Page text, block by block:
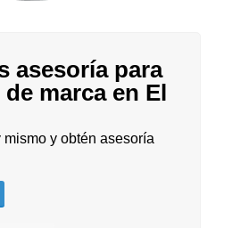
asesoría para
marca en El
mismo y obtén asesoría